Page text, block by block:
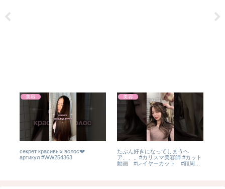
美容
секрет красивых волос💔
артикул #WW254363
美容
たぶん好きになってしまうヘ
ア、、。#カリスマ美容師 #カット
動画 #レイヤーカット #顔周り